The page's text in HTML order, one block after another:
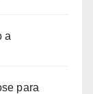
a
para